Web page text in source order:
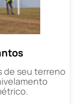
de seu terreno